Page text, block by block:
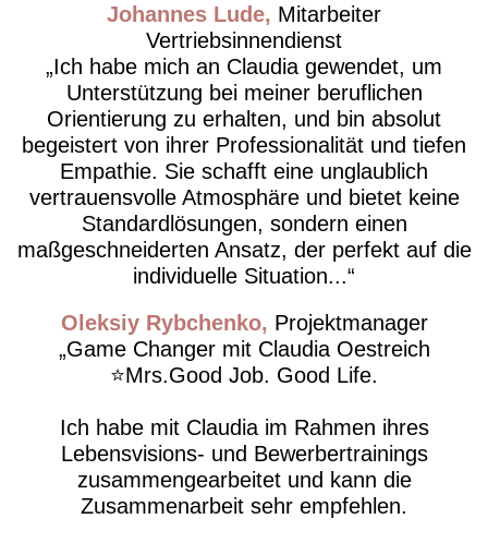
Johannes Lude Mitarbeiter
Vertriebsinnendienst
​Ich habe mich an Claudia gewendet, um
Unterstützung bei meiner beruflichen
Orientierung zu erhalten, und bin absolut
begeistert von ihrer Professionalität und tiefen
Empathie. Sie schafft eine unglaublich
vertrauensvolle Atmosphäre und bietet keine
Standardlösungen, sondern einen
maßgeschneiderten Ansatz, der perfekt auf die
individuelle Situation...
Oleksiy Rybchenko
Projektmanager
Game Changer mit Claudia Oestreich
⭐️Mrs.Good Job. Good Life.
Ich habe mit Claudia im Rahmen ihres
Lebensvisions- und Bewerbertrainings
zusammengearbeitet und kann die
Zusammenarbeit sehr empfehlen.